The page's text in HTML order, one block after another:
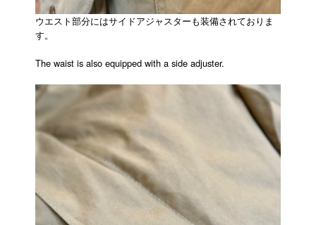
ウエスト部分にはサイドアジャスターも装備されておりま
す。
The waist is also equipped with a side adjuster.